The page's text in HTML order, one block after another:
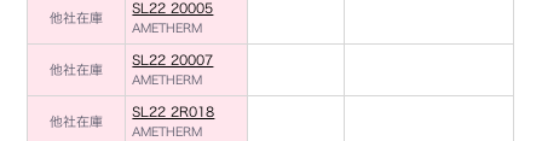
他社在庫
SL22 20005
AMETHERM
他社在庫
SL22 20007
AMETHERM
他社在庫
SL22 2R018
AMETHERM